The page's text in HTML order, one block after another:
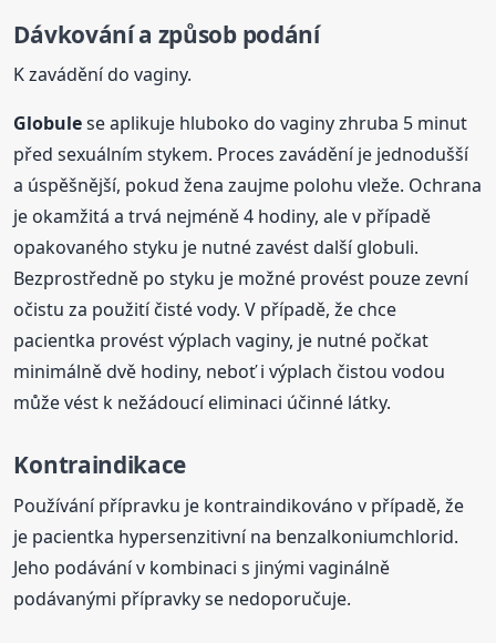
Dávkování a způsob podání
K zavádění do vaginy.
Globulese aplikuje hluboko do vaginy zhruba 5 minut
před sexuálním stykem. Proces zavádění je jednodušší
a úspěšnější, pokud žena zaujme polohu vleže. Ochrana
je okamžitá a trvá nejméně 4 hodiny, ale v případě
opakovaného styku je nutné zavést další globuli.
Bezprostředně po styku je možné provést pouze zevní
očistu za použití čisté vody. V případě, že chce
pacientka provést výplach vaginy, je nutné počkat
minimálně dvě hodiny, neboť i výplach čistou vodou
může vést k nežádoucí eliminaci účinné látky.
Kontraindikace
Používání přípravku je kontraindikováno v případě, že
je pacientka hypersenzitivní na benzalkoniumchlorid.
Jeho podávání v kombinaci s jinými vaginálně
podávanými přípravky se nedoporučuje.